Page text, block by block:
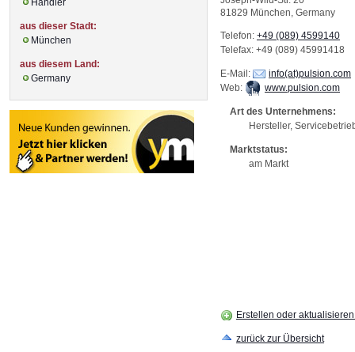
81829 München, Germany
Telefon: +49 (089) 4599140
Telefax: +49 (089) 45991418
E-Mail:
info(at)pulsion.com
Web:
www.pulsion.com
Art des Unternehmens:
Hersteller,
Marktstatus:
am Markt
Erstellen oder
zurück zur Übersicht
aus dieser Stadt:
München
aus diesem Land:
Germany